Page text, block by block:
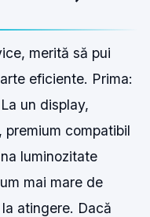
merită să pui
eficiente. Prima:
un display,
compatibil
luminozitate
mai mare de
atingere. Dacă